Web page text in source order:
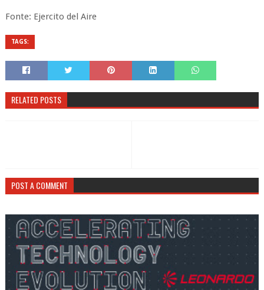
Fonte: Ejercito del Aire
TAGS:
RELATED POSTS
POST A COMMENT